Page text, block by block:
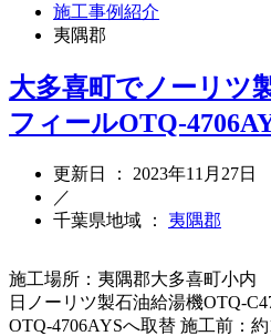
施工事例紹介
夷隅郡
大多喜町でノーリツ
フィールOTQ-
更新日 ： 2023年11月27日
／
千葉県地域 ： 夷隅郡
施工場所：夷隅郡大多喜町小内
日ノーリツ製石油給湯機OTQ-
OTQ-4706AYSへ取替 施工前：